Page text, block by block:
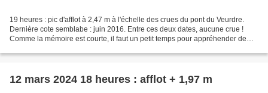
19 heures : pic d'afflot à 2,47 m à l'échelle des crues du pont du Veurdre.
Dernière cote semblabe : juin 2016. Entre ces deux dates, aucune crue !
Comme la mémoire est courte, il faut un petit temps pour appréhender de
12 mars 2024 18 heures : afflot + 1,97 m